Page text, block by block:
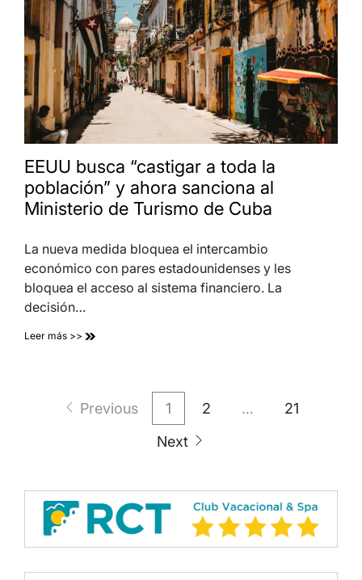
EEUU busca “castigar a toda la
población” y ahora sanciona al
Ministerio de Turismo de Cuba
La nueva medida bloquea el intercambio
económico con pares estadounidenses y les
bloquea el acceso al sistema financiero. La
decisión…
Leer más >>
Paginación
Previous 1 2 …
21
Next